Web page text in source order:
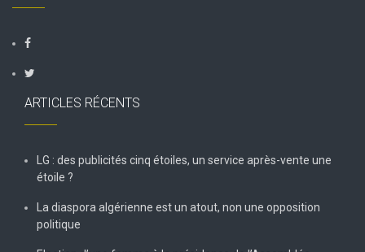
ARTICLES RÉCENTS
LG : des publicités cinq étoiles, un service après-vente une
étoile ?
La diaspora algérienne est un atout, non une opposition
politique